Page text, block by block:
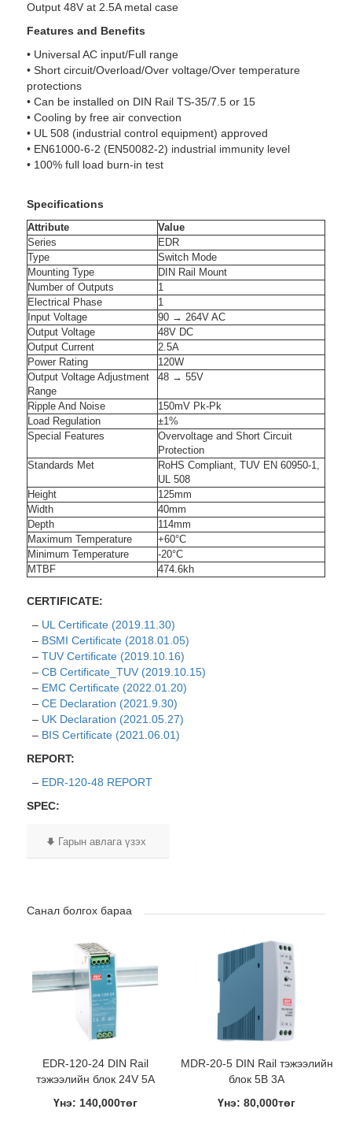
Output 48V at 2.5A metal case
Features and Benefits
• Universal AC input/Full range
• Short circuit/Overload/Over voltage/Over temperature
protections
• Can be installed on DIN Rail TS-35/7.5 or 15
• Cooling by free air convection
• UL 508 (industrial control equipment) approved
• EN61000-6-2 (EN50082-2) industrial immunity level
• 100% full load burn-in test
Specifications
Attribute
Value
Series
EDR
Type
Switch Mode
Mounting Type
DIN Rail Mount
Number of Outputs
1
Electrical Phase
1
Input Voltage
90 → 264V AC
Output Voltage
48V DC
Output Current
2.5A
Power Rating
120W
Output Voltage Adjustment
Range
48 → 55V
Ripple And Noise
150mV Pk-Pk
Load Regulation
±1%
Special Features
Overvoltage and Short Circuit
Protection
Standards Met
RoHS Compliant, TUV EN 60950-1,
UL 508
Height
125mm
Width
40mm
Depth
114mm
Maximum Temperature
+60°C
Minimum Temperature
-20°C
MTBF
474.6kh
CERTIFICATE:
– UL Certificate (2019.11.30)
– BSMI Certificate (2018.01.05)
– TUV Certificate (2019.10.16)
– CB Certificate_TUV (2019.10.15)
– EMC Certificate (2022.01.20)
– CE Declaration (2021.9.30)
– UK Declaration (2021.05.27)
– BIS Certificate (2021.06.01)
REPORT:
– EDR-120-48 REPORT
SPEC:
Гарын авлага үзэх
Санал болгох бараа
EDR-120-24 DIN Rail
тэжээлийн блок 24V 5A
Үнэ: 140,000төг
MDR-20-5 DIN Rail тэжээлийн
блок 5В 3A
Үнэ: 80,000төг